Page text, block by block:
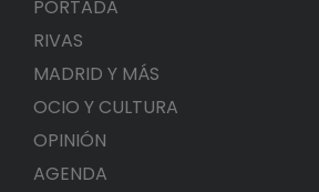
PORTADA
RIVAS
MADRID Y MÁS
OCIO Y CULTURA
OPINIÓN
AGENDA